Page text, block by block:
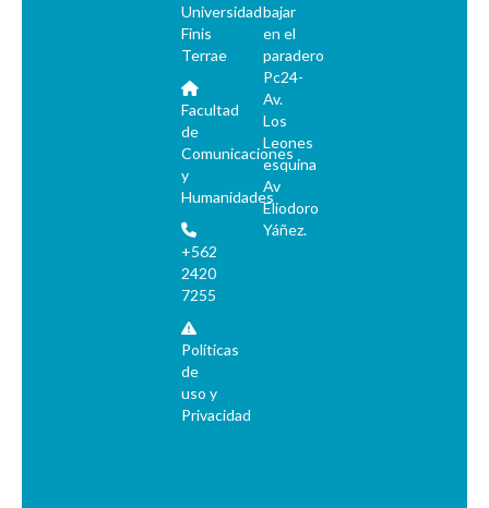
Universidad
Finis
Terrae
Facultad
de
Comunicaciones
y
Humanidades
+562
2420
7255
Políticas
de
uso y
Privacidad
bajar
en el
paradero
Pc24-
Av.
Los
Leones
esquina
Av
Eliodoro
Yáñez.